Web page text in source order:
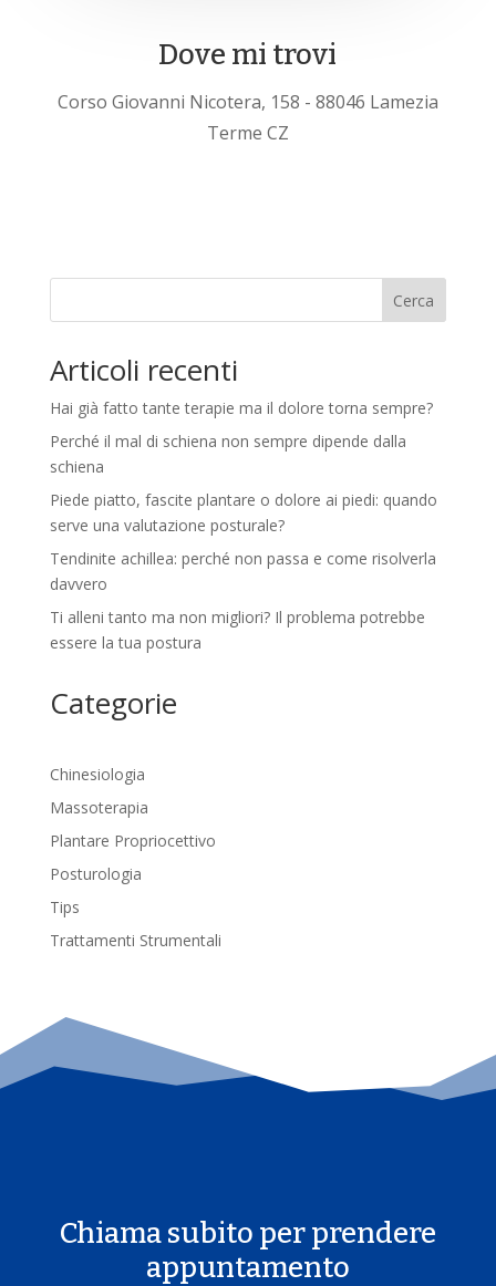
Dove mi trovi
Corso Giovanni Nicotera, 158 - 88046 Lamezia
Terme CZ
Cerca
Articoli recenti
Hai già fatto tante terapie ma il dolore torna sempre?
Perché il mal di schiena non sempre dipende dalla
schiena
Piede piatto, fascite plantare o dolore ai piedi: quando
serve una valutazione posturale?
Tendinite achillea: perché non passa e come risolverla
davvero
Ti alleni tanto ma non migliori? Il problema potrebbe
essere la tua postura
Categorie
Chinesiologia
Massoterapia
Plantare Propriocettivo
Posturologia
Tips
Trattamenti Strumentali
Chiama subito per prendere
appuntamento